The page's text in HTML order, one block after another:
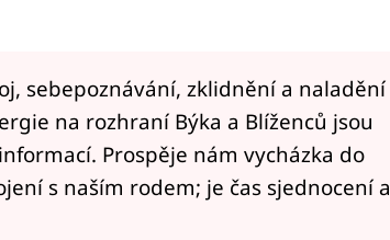
sebepoznávání, zklidnění a naladění
na rozhraní Býka a Blíženců jsou
Prospěje nám vycházka do
s naším rodem; je čas sjednocení a